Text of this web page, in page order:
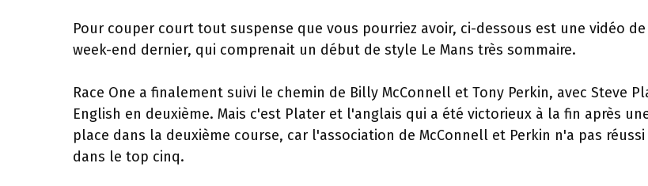
Pour couper court tout suspense que vous pourriez avoir, ci-dessous est une vidéo
week-end dernier, qui comprenait un début de style Le Mans très sommaire.
Race One a finalement suivi le chemin de Billy McConnell et Tony Perkin, avec Steve
English en deuxième. Mais c'est Plater et l'anglais qui a été victorieux à la fin après
place dans la deuxième course, car l'association de McConnell et Perkin n'a pas
dans le top cinq.